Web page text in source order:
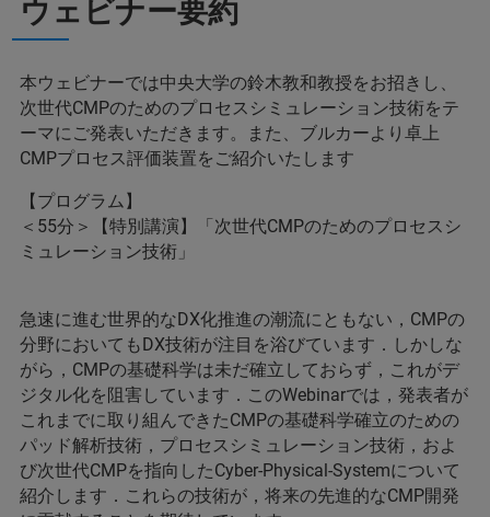
ウェビナー要約
本ウェビナーでは中央大学の鈴木教和教授をお招きし、
次世代CMPのためのプロセスシミュレーション技術をテ
ーマにご発表いただきます。また、ブルカーより卓上
CMPプロセス評価装置をご紹介いたします
【プログラム】
＜55分＞【特別講演】「次世代CMPのためのプロセスシ
ミュレーション技術」
急速に進む世界的なDX化推進の潮流にともない，CMPの
分野においてもDX技術が注目を浴びています．しかしな
がら，CMPの基礎科学は未だ確立しておらず，これがデ
ジタル化を阻害しています．このWebinarでは，発表者が
これまでに取り組んできたCMPの基礎科学確立のための
パッド解析技術，プロセスシミュレーション技術，およ
び次世代CMPを指向したCyber-Physical-Systemについて
紹介します．これらの技術が，将来の先進的なCMP開発